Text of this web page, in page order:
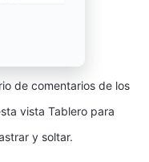
de comentarios de los
vista Tablero para
y soltar.